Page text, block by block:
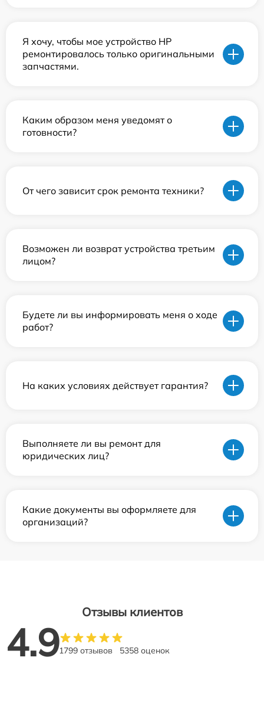
Я хочу, чтобы мое устройство HP
ремонтировалось только оригинальными
запчастями.
Каким образом меня уведомят о
готовности?
От чего зависит срок ремонта техники?
Возможен ли возврат устройства третьим
лицом?
Будете ли вы информировать меня о ходе
работ?
На каких условиях действует гарантия?
Выполняете ли вы ремонт для
юридических лиц?
Какие документы вы оформляете для
организаций?
Отзывы клиентов
4.91799 отзывов 5358 оценок